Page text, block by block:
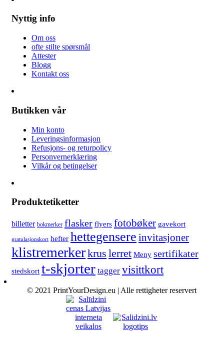
Nyttig info
Om oss
ofte stilte spørsmål
Attester
Blogg
Kontakt oss
Butikken vår
Min konto
Leveringsinformasjon
Refusjons- og returpolicy
Personvernerklæring
Vilkår og betingelser
Produktetiketter
billetter bokmerker flasker flyers fotobøker gavekort
gratulasjonskort hefter hettegensere invitasjoner
klistremerkerkrus lerret Meny sertifikater
stedskort t-skjorter tagger visittkort
© 2021 PrintYourDesign.eu | Alle rettigheter reservert